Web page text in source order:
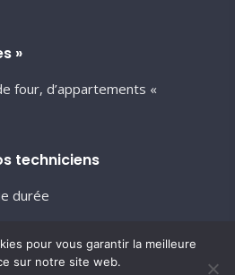
»
four, d’appartements «
techniciens
durée
pour vous garantir la meilleure
sur notre site web.